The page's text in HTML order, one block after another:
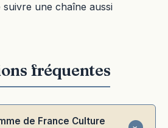
suivre une chaîne aussi
de France Culture